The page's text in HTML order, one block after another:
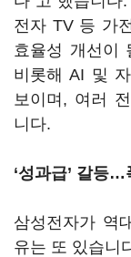
전자 TV 등 가
효율성 개선이
비롯해AI 및
보이며 , 여러
니다.
‘성과급’ 갈등…
삼성전자가 역
유는 또 있습니